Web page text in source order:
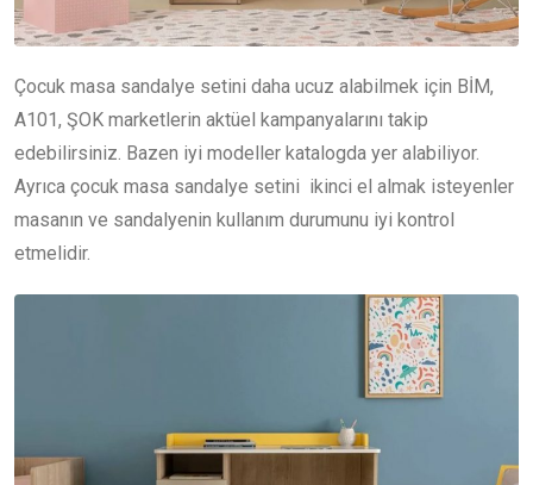
Çocuk masa sandalye setini daha ucuz alabilmek için BİM,
A101, ŞOK marketlerin aktüel kampanyalarını takip
edebilirsiniz. Bazen iyi modeller katalogda yer alabiliyor.
Ayrıca çocuk masa sandalye setini ikinci el almak isteyenler
masanın ve sandalyenin kullanım durumunu iyi kontrol
etmelidir.